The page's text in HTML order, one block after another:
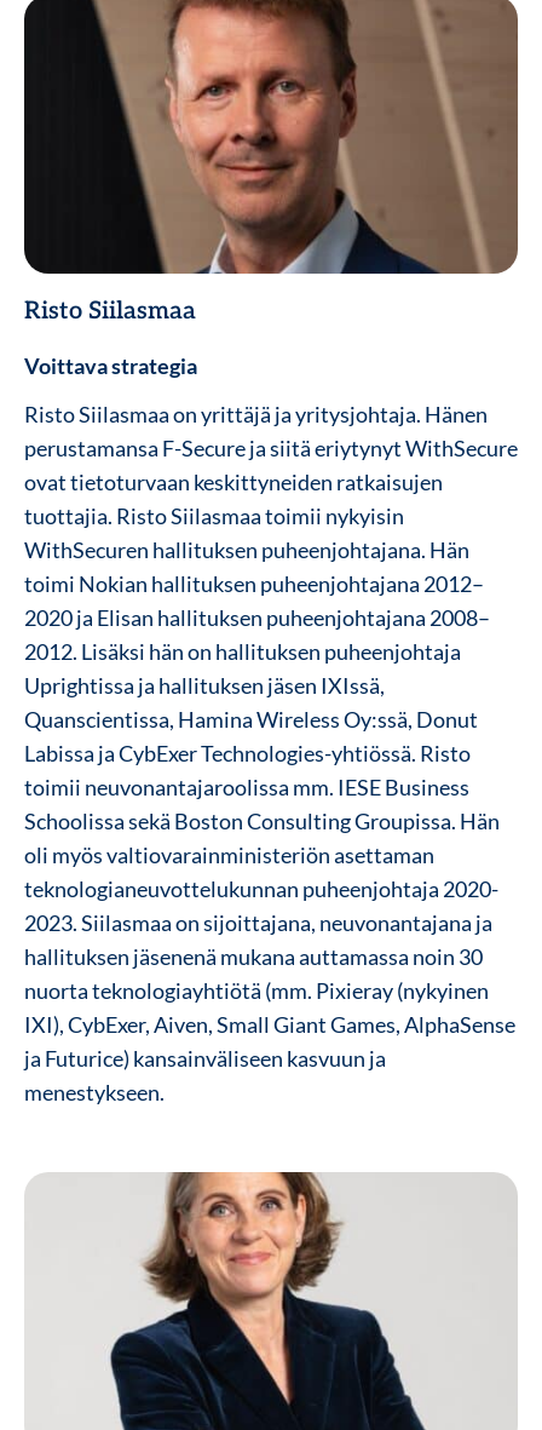
Risto Siilasmaa
Voittava strategia
Risto Siilasmaa on yrittäjä ja yritysjohtaja. Hänen
perustamansa F-Secure ja siitä eriytynytWithSecure
ovat tietoturvaan keskittyneiden ratkaisujen
tuottajia. Risto Siilasmaa toimii nykyisin
WithSecuren hallituksen puheenjohtajana. Hän
toimi Nokian hallituksen puheenjohtajana 2012–
2020 ja Elisan hallituksen puheenjohtajana 2008–
2012. Lisäksi hän on hallituksen puheenjohtaja
Uprightissa ja hallituksen jäsen IXIssä,
Quanscientissa, Hamina Wireless Oy:ssä, Donut
Labissa ja CybExer Technologies-yhtiössä. Risto
toimii neuvonantajaroolissa mm. IESE Business
Schoolissa sekä Boston Consulting Groupissa. Hän
oli myös valtiovarainministeriön asettaman
teknologianeuvottelukunnan puheenjohtaja 2020-
2023.Siilasmaa on sijoittajana, neuvonantajana ja
hallituksen jäsenenä mukana auttamassa noin 30
nuorta teknologiayhtiötä (mm. Pixieray (nykyinen
IXI), CybExer, Aiven, Small Giant Games, AlphaSense
ja Futurice) kansainväliseen kasvuun ja
menestykseen.